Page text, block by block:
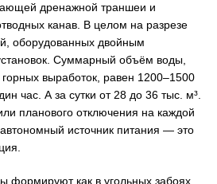
дренажной траншеи и
канав. В целом на разрезе
оборудованных двойным
Суммарный объём воды,
выработок, равен 1200–1500
час. А за сутки от 28 до 36 тыс. м³.
планового отключения на каждой
источник питания — это
формируют как в угольных забоях